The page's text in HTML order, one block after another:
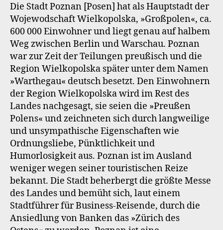
Die Stadt Poznan [Posen] hat als Hauptstadt der
Wojewodschaft Wielkopolska, »Großpolen«, ca.
600 000 Einwohner und liegt genau auf halbem
Weg zwischen Berlin und Warschau. Poznan
war zur Zeit der Teilungen preußisch und die
Region Wielkopolska später unter dem Namen
»Warthegau« deutsch besetzt. Den Einwohnern
der Region Wielkopolska wird im Rest des
Landes nachgesagt, sie seien die »Preußen
Polens« und zeichneten sich durch langweilige
und unsympathische Eigenschaften wie
Ordnungsliebe, Pünktlichkeit und
Humorlosigkeit aus. Poznan ist im Ausland
weniger wegen seiner touristischen Reize
bekannt. Die Stadt beherbergt die größte Messe
des Landes und bemüht sich, laut einem
Stadtführer für Business-Reisende, durch die
Ansiedlung von Banken das »Zürich des